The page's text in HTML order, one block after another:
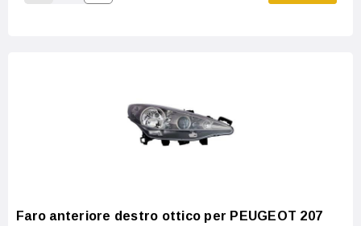
Decrease Quantity:
Increase Quantity:
Faro anteriore destro ottico per PEUGEOT 207